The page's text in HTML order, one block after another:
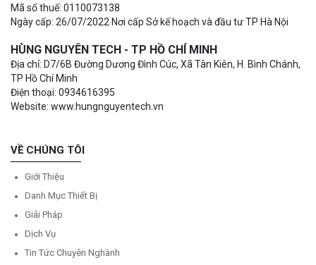
Mã số thuế: 0110073138
Ngày cấp: 26/07/2022 Nơi cấp Sở kế hoạch và đầu tư TP Hà Nội
HÙNG NGUYÊN TECH - TP HỒ CHÍ MINH
Địa chỉ: D7/6B Đường Dương Đình Cúc, Xã Tân Kiên, H. Bình Chánh,
TP Hồ Chí Minh
Điện thoại: 0934616395
Website: www.hungnguyentech.vn
VỀ CHÚNG TÔI
Giới Thiệu
Danh Mục Thiết Bị
Giải Pháp
Dịch Vụ
Tin Tức Chuyên Nghành